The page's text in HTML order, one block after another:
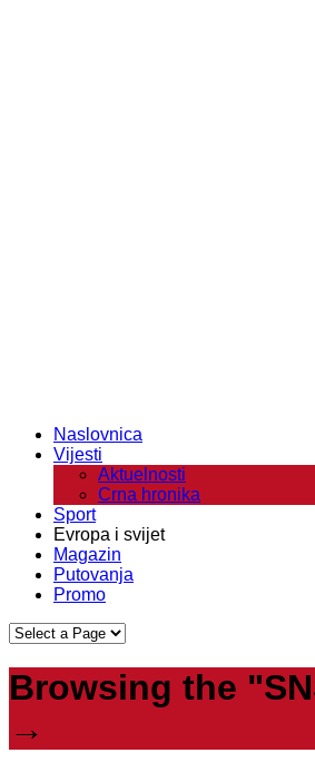
Naslovnica
Vijesti
Aktuelnosti
Crna hronika
Sport
Evropa i svijet
Magazin
Putovanja
Promo
Browsing the
→